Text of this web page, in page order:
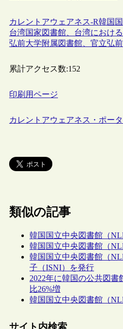
カレントアウェアネス-R韓国
台湾国家図書館、台湾におけ
弘前大学附属図書館、官立弘
累計アクセス数:152
印刷用ページ
カレントアウェアネス・ポー
類似の記事
韓国国立中央図書館（
韓国国立中央図書館（
韓国国立中央図書館（
子（ISNI）を発行
2022年に韓国の公共図
比26%増
韓国国立中央図書館（
サイト内検索